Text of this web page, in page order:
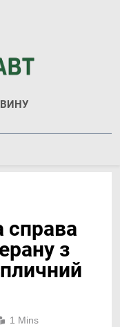
Агробізнесу
справа
з
1 Mins